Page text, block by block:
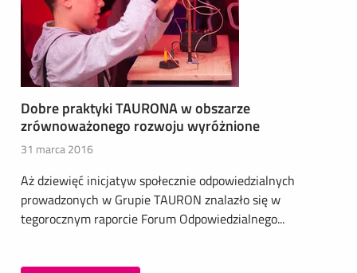
Dobre praktyki TAURONA w obszarze
zrównoważonego rozwoju wyróżnione
31 marca 2016
Aż dziewięć inicjatyw społecznie odpowiedzialnych
prowadzonych w Grupie TAURON znalazło się w
tegorocznym raporcie Forum Odpowiedzialnego...